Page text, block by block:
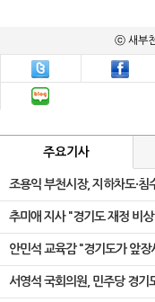
ⓒ 새부
주요기사
조용익 부천시장, 지하차도·침
추미애 지사 "경기도 재정 비
안민석 교육감 "경기도가 앞장
서영석 국회의원, 민주당 경기